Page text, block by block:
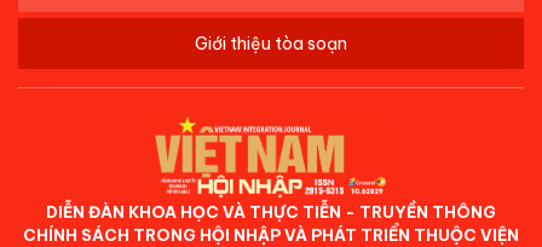
Giới thiệu tòa soạn
DIỄN ĐÀN KHOA HỌC VÀ THỰC TIỄN - TRUYỀN THÔNG
CHÍNH SÁCH TRONG HỘI NHẬP VÀ PHÁT TRIỂN THUỘC VIỆN